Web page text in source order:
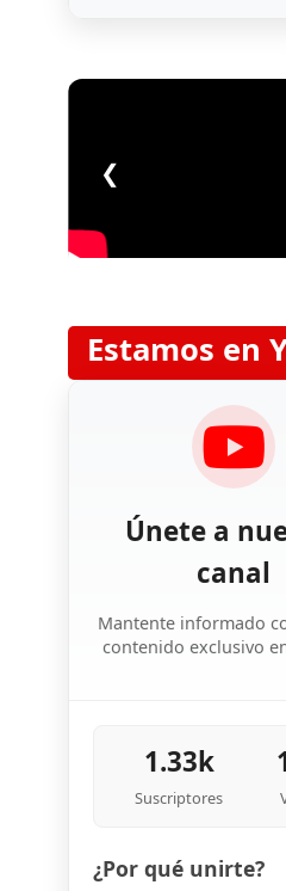
❮
Estamos en
Únete a
canal
Mantente informado
contenido exclusivo
1.33k
Suscriptores
¿Por qué unirte?